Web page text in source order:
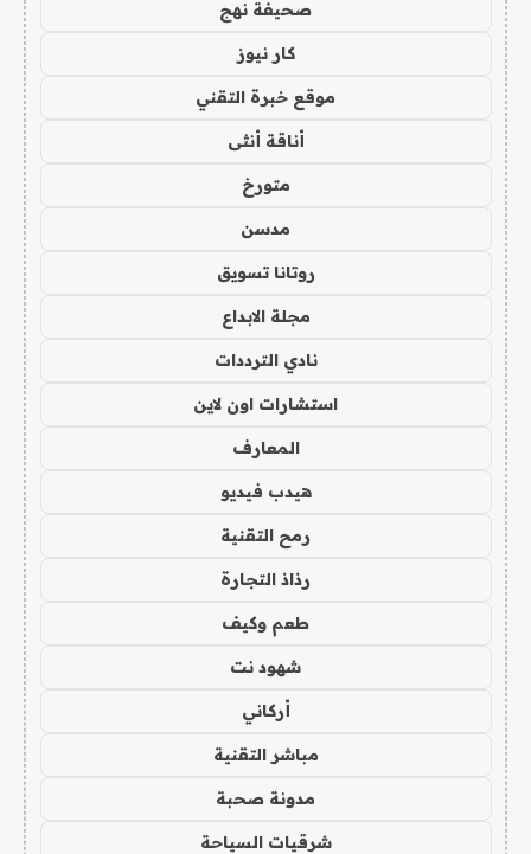
صحيفة نهج
كار نيوز
موقع خبرة التقني
أناقة أنثى
متورخ
مدسن
روتانا تسويق
مجلة الابداع
نادي الترددات
استشارات اون لاين
المعارف
هيدب فيديو
رمح التقنية
رذاذ التجارة
طعم وكيف
شهود نت
أركاني
مباشر التقنية
مدونة صحبة
شرقيات السياحة